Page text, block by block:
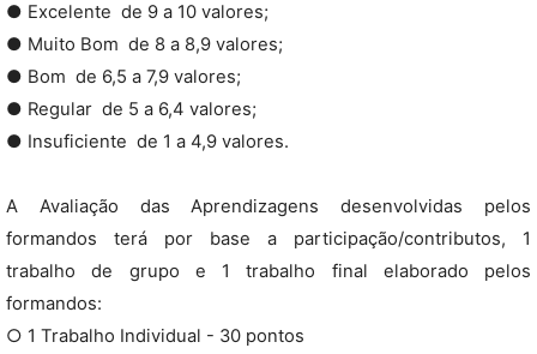
● Excelente  de 9 a 10 valores;
● Muito Bom  de 8 a 8,9 valores;
● Bom  de 6,5 a 7,9 valores;
● Regular  de 5 a 6,4 valores;
● Insuficiente  de 1 a 4,9 valores.
A Avaliação das Aprendizagens desenvolvidas pelos
formandos terá por base a participação/contributos, 1
trabalho de grupo e 1 trabalho final elaborado pelos
formandos:
○ 1 Trabalho Individual - 30 pontos